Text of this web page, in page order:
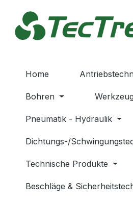
Hauptinhalt springen
Zur Suche springen
Zur Hauptnavigation springen
Home
Bohren
Pneumatik - Hydraulik
Dichtungs-/
Technische Produkte
Beschläge &